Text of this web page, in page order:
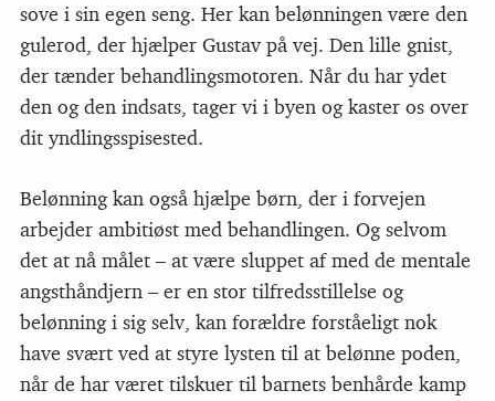
sove i sin egen seng. Her kan belønningen være den
gulerod, der hjælper Gustav på vej. Den lille gnist,
der tænder behandlingsmotoren. Når du har ydet
den og den indsats, tager vi i byen og kaster os over
dit yndlingsspisested.
Belønning kan også hjælpe børn, der i forvejen
arbejder ambitiøst med behandlingen. Og selvom
det at nå målet – at være sluppet af med de mentale
angsthåndjern – er en stor tilfredsstillelse og
belønning i sig selv, kan forældre forståeligt nok
have svært ved at styre lysten til at belønne poden,
når de har været tilskuer til barnets benhårde kamp